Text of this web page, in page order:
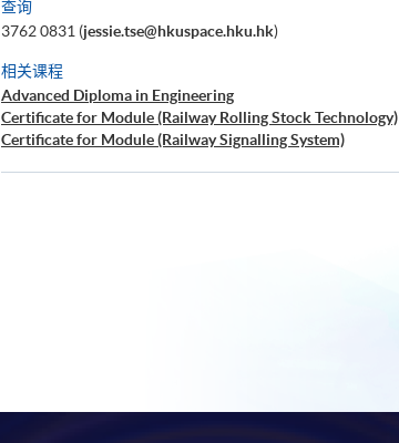
查询
3762 0831 (jessie.tse@hkuspace.hku.hk)
相关课程
Advanced Diploma in Engineering
Certificate for Module (Railway Rolling Stock Technology)
Certificate for Module (Railway Signalling System)